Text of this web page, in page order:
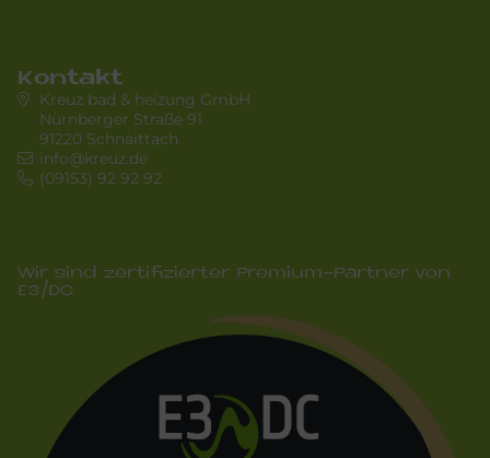
Kontakt
Kreuz bad & heizung GmbH
Nürnberger Straße 91
91220 Schnaittach
info@kreuz.de
(09153) 92 92 92
Wir sind zertifizierter Premium-Partner von
E3/DC